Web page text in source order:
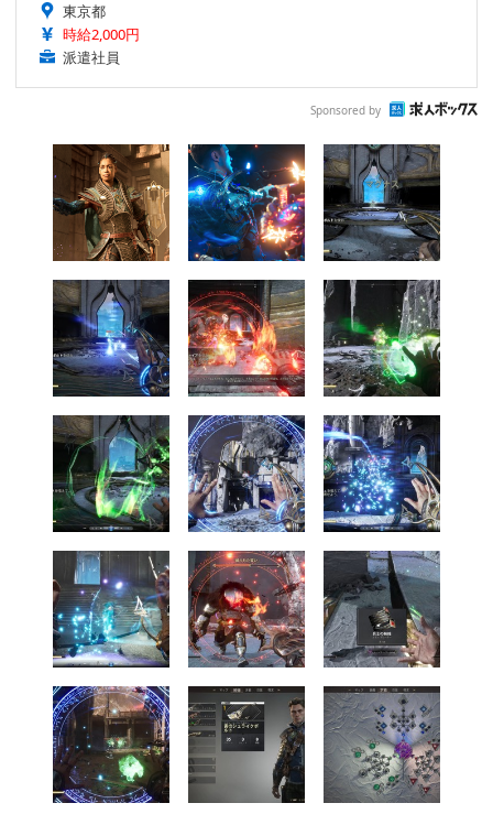
東京都
時給2,000円
派遣社員
Sponsored by